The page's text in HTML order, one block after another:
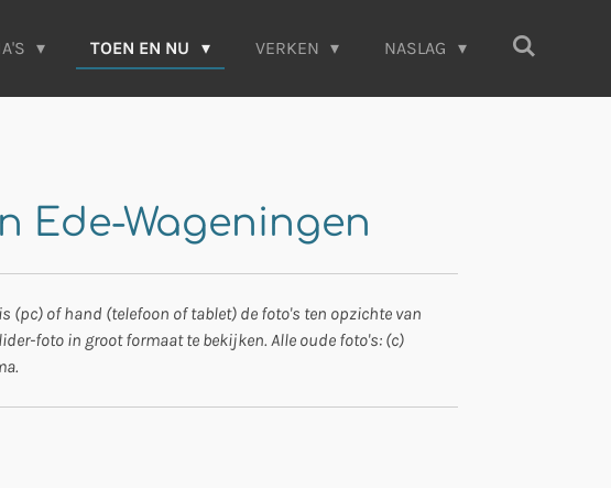
TOEN EN NU VERKEN NASLAG
Ede-Wageningen
(pc) of hand (telefoon of tablet) de foto's ten opzichte van
foto in groot formaat te bekijken. Alle oude foto's: (c)